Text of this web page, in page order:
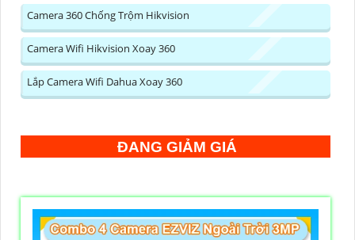
Camera 360 Chống Trộm Hikvision
Camera Wifi Hikvision Xoay 360
Lắp Camera Wifi Dahua Xoay 360
ĐANG GIẢM GIÁ